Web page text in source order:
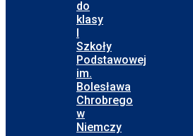
do
klasy
I
Szkoły
Podstawowej
im.
Bolesława
Chrobrego
w
Niemczy